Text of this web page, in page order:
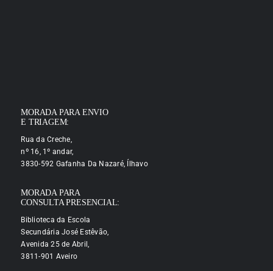
MORADA PARA ENVIO
E TRIAGEM:
Rua da Creche,
nº 16, 1º andar,
3830-592 Gafanha Da Nazaré, Ílhavo
MORADA PARA
CONSULTA PRESENCIAL:
Biblioteca da Escola
Secundária José Estêvão,
Avenida 25 de Abril,
3811-901 Aveiro